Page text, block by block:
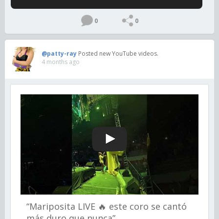
0 0
@patty-ray Posted new YouTube videos.
4 months ago
“Mariposita LIVE 🔥 este coro se cantó